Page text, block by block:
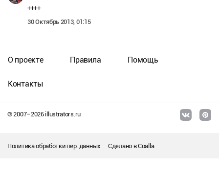
++++
30 Октябрь 2013, 01:15
© 2007–2026illustrators.ru
О проекте Правила Помощь
Контакты
Политика обработки пер. данных Сделано вCoalla